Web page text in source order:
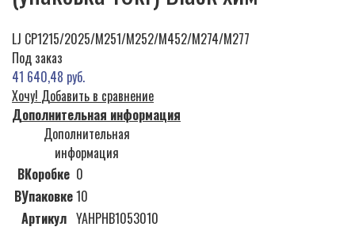
LJ CP1215/2025/M251/M252/M452/M274/M277
Под заказ
41 640,48 руб.
Хочу! Добавить в сравнение
Дополнительная информация
Дополнительная
информация
ВКоробке 0
ВУпаковке10
Артикул YAHPHB1053010